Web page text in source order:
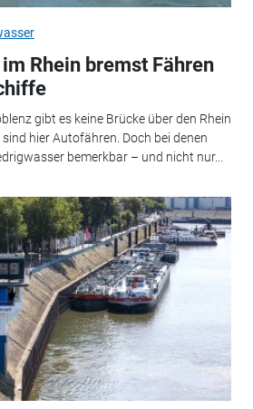
Rhein bremst Fähren
gibt es keine Brücke über den Rhein
hier Autofähren. Doch bei denen
bemerkbar – und nicht nur...